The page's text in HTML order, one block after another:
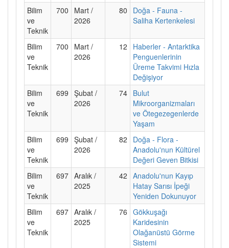
Bilim
ve
Teknik
700
Mart /
2026
80
Doğa - Fauna -
Saliha Kertenkelesi
Bilim
ve
Teknik
700
Mart /
2026
12
Haberler - Antarktika
Penguenlerinin
Üreme Takvimi Hızla
Değişiyor
Bilim
ve
Teknik
699 Şubat /
2026
74 Bulut
Mikroorganizmaları
ve Ötegezegenlerde
Yaşam
Bilim
ve
Teknik
699 Şubat /
2026
82
Doğa - Flora -
Anadolu'nun Kültürel
Değeri Geven Bitkisi
Bilim
ve
Teknik
697 Aralık /
2025
42 Anadolu'nun Kayıp
Hatay Sarısı İpeği
Yeniden Dokunuyor
Bilim
ve
Teknik
697 Aralık /
2025
76 Gökkuşağı
Karidesinin
Olağanüstü Görme
Sistemi